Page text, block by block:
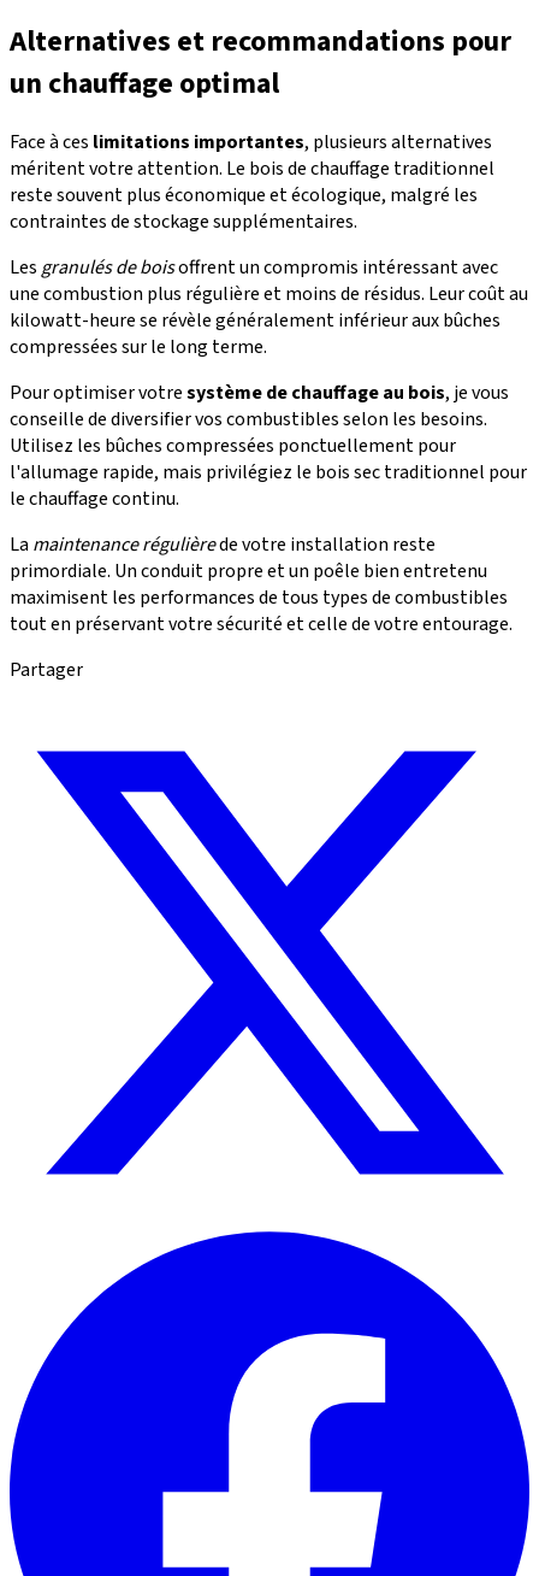
Alternatives et recommandations pour
un chauffage optimal
Face à ces limitations importantes, plusieurs alternatives
méritent votre attention. Le bois de chauffage traditionnel
reste souvent plus économique et écologique, malgré les
contraintes de stockage supplémentaires.
Lesgranulés de boisoffrent un compromis intéressant avec
une combustion plus régulière et moins de résidus. Leur coût au
kilowatt-heure se révèle généralement inférieur aux bûches
compressées sur le long terme.
Pour optimiser votresystème de chauffage au bois, je vous
conseille de diversifier vos combustibles selon les besoins.
Utilisez les bûches compressées ponctuellement pour
l'allumage rapide, mais privilégiez le bois sec traditionnel pour
le chauffage continu.
La maintenance régulièrede votre installation reste
primordiale. Un conduit propre et un poêle bien entretenu
maximisent les performances de tous types de combustibles
tout en préservant votre sécurité et celle de votre entourage.
Partager